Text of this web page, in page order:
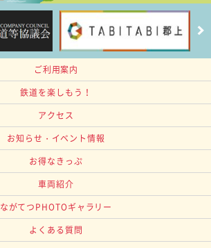
ご利用案内
鉄道を楽しもう！
アクセス
お知らせ・イベント情報
お得なきっぷ
車両紹介
ながてつPHOTOギャラリー
よくある質問